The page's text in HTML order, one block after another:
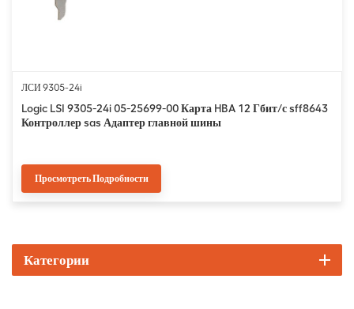
ЛСИ 9305-24i
Logic LSI 9305-24i 05-25699-00 Карта HBA 12 Гбит/с sff8643
Контроллер sas Адаптер главной шины
Просмотреть Подробности
Категории